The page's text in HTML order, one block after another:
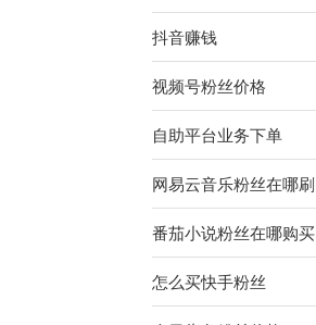
抖音赚钱
视频号粉丝价格
自助平台业务下单
网易云音乐粉丝在哪刷
番茄小说粉丝在哪购买
怎么买快手粉丝